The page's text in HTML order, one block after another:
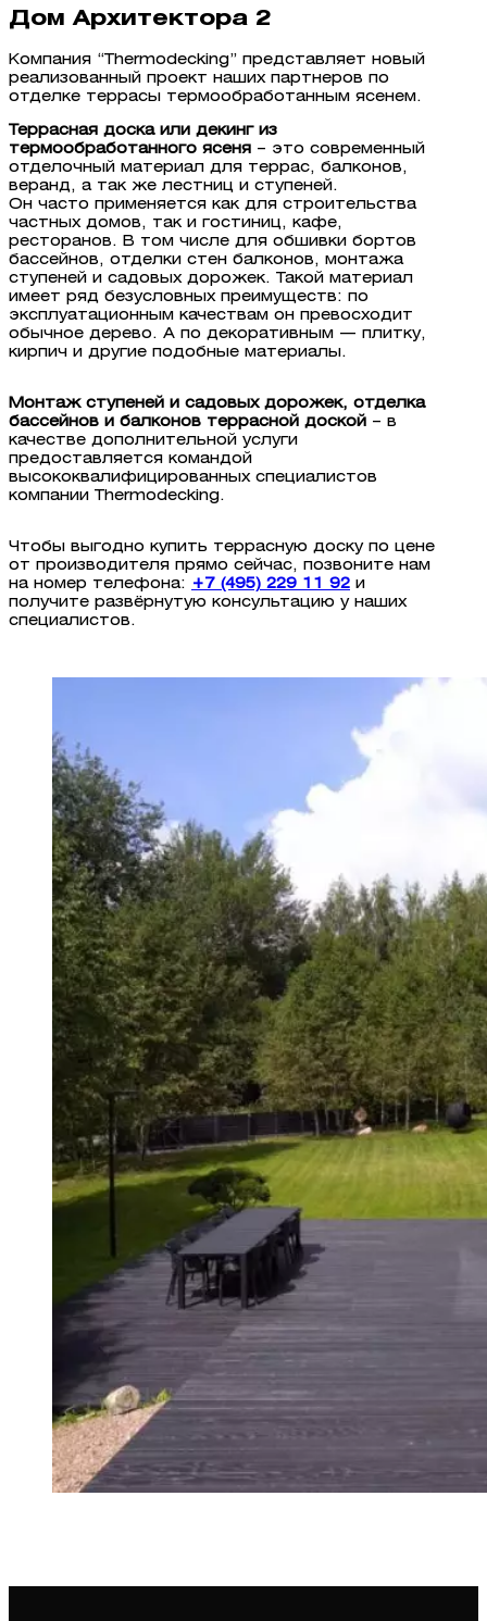
Дом Архитектора 2
Компания “Thermodecking” представляет новый
реализованный проект наших партнеров по
отделке террасы термообработанным ясенем.
Террасная доска или декинг из
термообработанного ясеня – это современный
отделочный материал для террас, балконов,
веранд, а так же лестниц и ступеней.
Он часто применяется как для строительства
частных домов, так и гостиниц, кафе,
ресторанов. В том числе для обшивки бортов
бассейнов, отделки стен балконов, монтажа
ступеней и садовых дорожек. Такой материал
имеет ряд безусловных преимуществ: по
эксплуатационным качествам он превосходит
обычное дерево. А по декоративным — плитку,
кирпич и другие подобные материалы.
Монтаж ступеней и садовых дорожек, отделка
бассейнов и балконов террасной доской – в
качестве дополнительной услуги
предоставляется командой
высококвалифицированных специалистов
компании Thermodecking.
Чтобы выгодно купить террасную доску по цене
от производителя прямо сейчас, позвоните нам
на номер телефона:
+7 (495) 229 11 92 и
получите развёрнутую консультацию у наших
специалистов.